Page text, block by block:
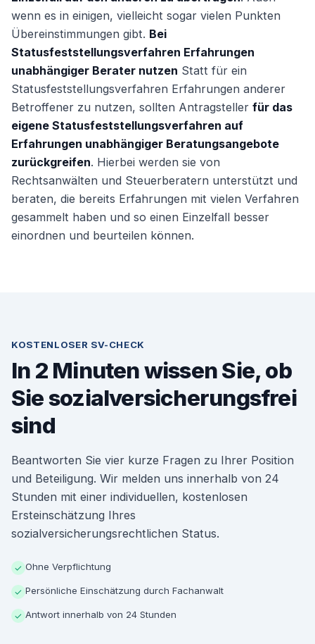
wenn es in einigen, vielleicht sogar vielen Punkten
Übereinstimmungen gibt. Bei
Statusfeststellungsverfahren Erfahrungen
unabhängiger Berater nutzen Statt für ein
Statusfeststellungsverfahren Erfahrungen anderer
Betroffener zu nutzen, sollten Antragsteller für das
eigene Statusfeststellungsverfahren auf
Erfahrungen unabhängiger Beratungsangebote
zurückgreifen. Hierbei werden sie von
Rechtsanwälten und Steuerberatern unterstützt und
beraten, die bereits Erfahrungen mit vielen Verfahren
gesammelt haben und so einen Einzelfall besser
einordnen und beurteilen können.
KOSTENLOSER SV-CHECK
In 2 Minuten wissen Sie, ob
Sie sozialversicherungsfrei
sind
Beantworten Sie vier kurze Fragen zu Ihrer Position
und Beteiligung. Wir melden uns innerhalb von 24
Stunden mit einer individuellen, kostenlosen
Ersteinschätzung Ihres
sozialversicherungsrechtlichen Status.
✓ Ohne Verpflichtung
✓ Persönliche Einschätzung durch Fachanwalt
✓ Antwort innerhalb von 24 Stunden